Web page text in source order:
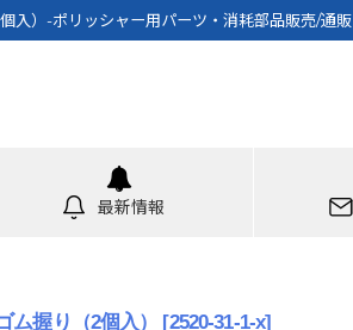
入）-ポリッシャー用パーツ・消耗部品販売/通販
最新情報
握り（2個入） [2520-31-1-x]